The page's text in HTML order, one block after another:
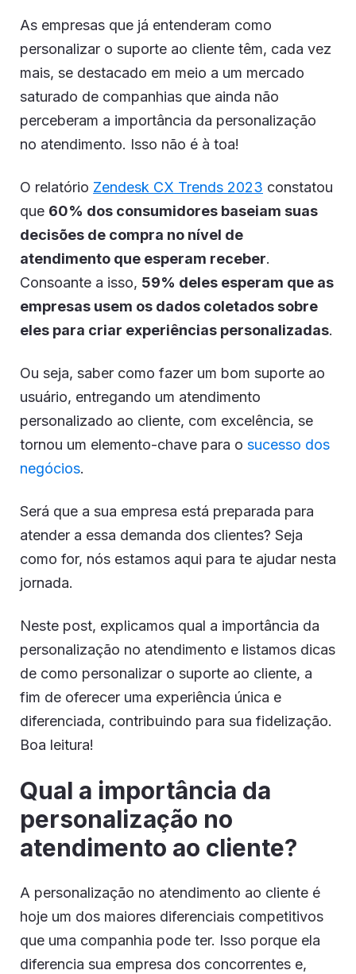
As empresas que já entenderam como
personalizar o suporte ao cliente têm, cada vez
mais, se destacado em meio a um mercado
saturado de companhias que ainda não
perceberam a importância da personalização
no atendimento. Isso não é à toa!
O relatório Zendesk CX Trends 2023 constatou
que 60% dos consumidores baseiam suas
decisões de compra no nível de
atendimento que esperam receber.
Consoante a isso, 59% deles esperam que as
empresas usem os dados coletados sobre
eles para criar experiências personalizadas.
Ou seja, saber como fazer um bom suporte ao
usuário, entregando um atendimento
personalizado ao cliente, com excelência, se
tornou um elemento-chave para o sucesso dos
negócios.
Será que a sua empresa está preparada para
atender a essa demanda dos clientes? Seja
como for, nós estamos aqui para te ajudar nesta
jornada.
Neste post, explicamos qual a importância da
personalização no atendimento e listamos dicas
de como personalizar o suporte ao cliente, a
fim de oferecer uma experiência única e
diferenciada, contribuindo para sua fidelização.
Boa leitura!
Qual a importância da
personalização no
atendimento ao cliente?
A personalização no atendimento ao cliente é
hoje um dos maiores diferenciais competitivos
que uma companhia pode ter. Isso porque ela
diferencia sua empresa dos concorrentes e,